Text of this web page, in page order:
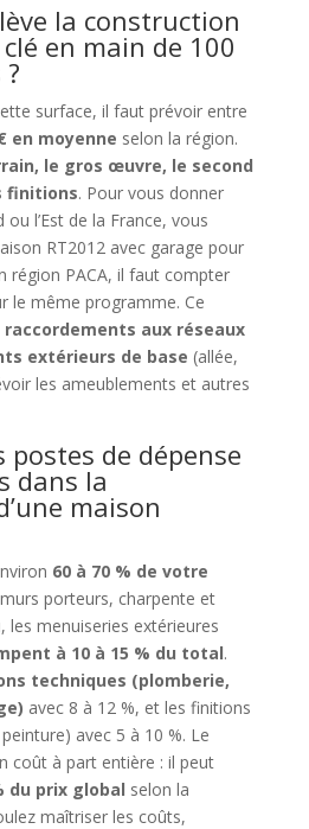
la construction
en main de 100
surface, il faut prévoir entre
en moyenne selon la région.
le gros œuvre, le second
finitions. Pour vous donner
l’Est de la France, vous
RT2012 avec garage pour
région PACA, il faut compter
le même programme. Ce
raccordements aux réseaux
extérieurs de base (allée,
les ameublements et autres
postes de dépense
dans la
maison
60 à 70 % de votre
porteurs, charpente et
les menuiseries extérieures
à 10 à 15 % du total.
techniques (plomberie,
avec 8 à 12 %, et les finitions
avec 5 à 10 %. Le
coût à part entière : il peut
du prix global selon la
maîtriser les coûts,